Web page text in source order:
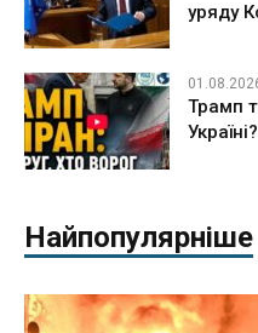
уряду
Трамп
Україні?
Найпопулярніше